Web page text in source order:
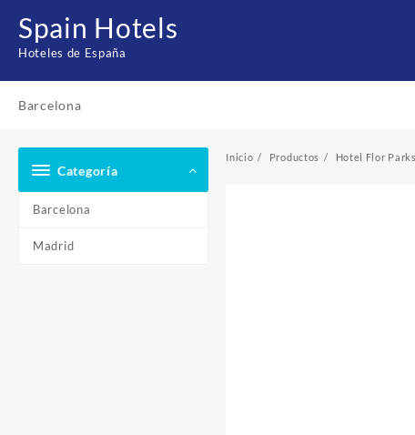
contenido
Spain Hotels
Hoteles de España
Barcelona
Categoría
Barcelona
Madrid
Inicio Productos Hotel Flor